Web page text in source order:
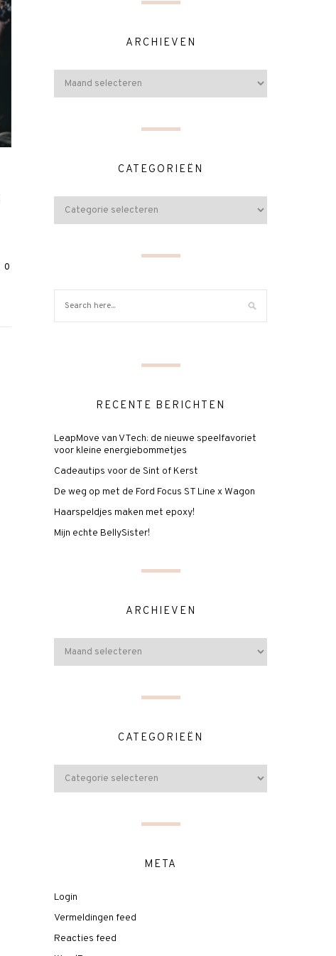
0
ARCHIEVEN
CATEGORIEËN
RECENTE BERICHTEN
LeapMove van VTech: de nieuwe speelfavoriet
voor kleine energiebommetjes
Cadeautips voor de Sint of Kerst
De weg op met de Ford Focus ST Line x Wagon
Haarspeldjes maken met epoxy!
Mijn echte BellySister!
ARCHIEVEN
CATEGORIEËN
META
Login
Vermeldingen feed
Reacties feed